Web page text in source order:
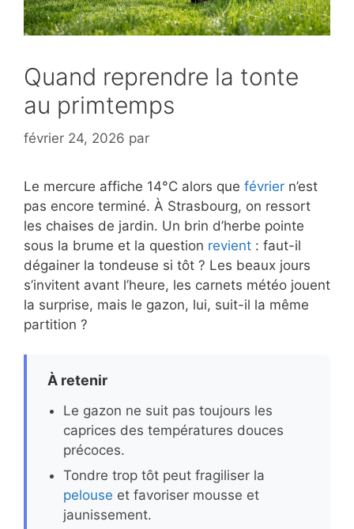
Quand reprendre la tonte
au primtemps
février 24, 2026 par
Le mercure affiche 14°C alors que février n’est
pas encore terminé. À Strasbourg, on ressort
les chaises de jardin. Un brin d’herbe pointe
sous la brume et la question revient : faut-il
dégainer la tondeuse si tôt ? Les beaux jours
s’invitent avant l’heure, les carnets météo jouent
la surprise, mais le gazon, lui, suit-il la même
partition ?
À retenir
Le gazon ne suit pas toujours les
caprices des températures douces
précoces.
Tondre trop tôt peut fragiliser la
pelouse et favoriser mousse et
jaunissement.